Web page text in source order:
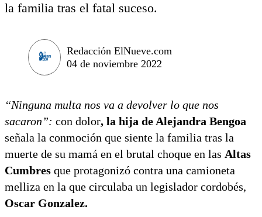
la familia tras el fatal suceso.
Redacción ElNueve.com
04 de noviembre 2022
“Ninguna multa nos va a devolver lo que nos
sacaron”: con dolor, la hija de Alejandra Bengoa
señala la conmoción que siente la familia tras la
muerte de su mamá en el brutal choque en las Altas
Cumbres que protagonizó contra una camioneta
melliza en la que circulaba un legislador cordobés,
Oscar Gonzalez.